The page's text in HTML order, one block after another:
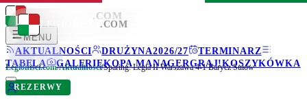
LEGIONISCI .COM
MENU
AKTUALNOŚCI
DRUŻYNA2026/27
TERMINARZ
TABELA
GALERIEKOPA MANAGERGRAJ!KOSZYKÓWKA
LEGIONISCI .COM
Legionisci.com/Aktualności/Sparing: Legia II Warszawa 4-1 Barycz Sułów
REZERWY